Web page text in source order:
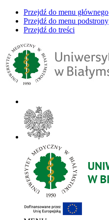
Przejdź do menu głównego
Przejdź do menu podstrony
Przejdź do treści